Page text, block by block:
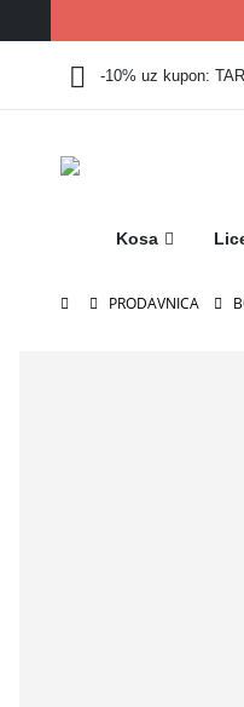
-10% uz kupon:
Kosa
PRODAVNICA